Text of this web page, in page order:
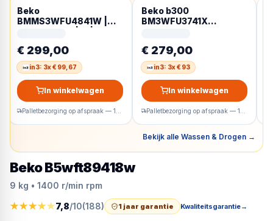
Beko
BMMS3WFU4841W |
Display
€ 299,00
in3: 3x € 99,67
In winkelwagen
Beko b300
BM3WFU3741X
Duits display
€ 279,00
in3: 3x € 93
In winkelwagen
Bekijk alle Wassen & Drogen →
Beko B5wft89418w
9 kg • 1400 r/min rpm
★★★★★7,8/10(188) 1 jaar garantie Kwaliteitsgarantie→